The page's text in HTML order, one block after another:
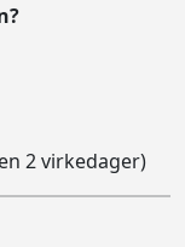
2 virkedager)